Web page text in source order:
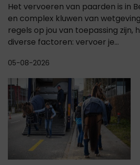
Het vervoeren van paarden is in
en complex kluwen van
regels op jou van toepassing zijn,
diverse factoren: vervoer je...
05-08-2026